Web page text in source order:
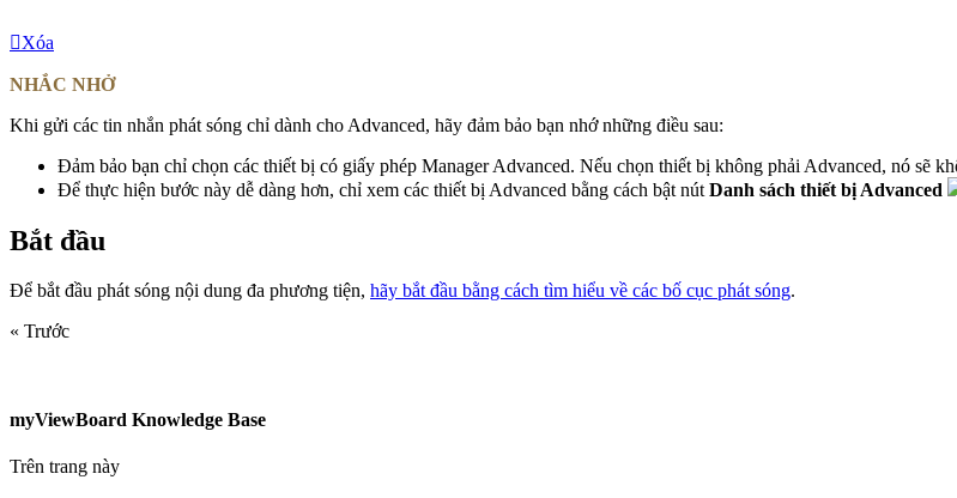
Xóa
NHẮC NHỞ
Khi gửi các tin nhắn phát sóng chỉ dành cho Advanced, hãy đảm bảo bạn nhớ những điều sau:
Đảm bảo bạn chỉ chọn các thiết bị có giấy phép Manager Advanced. Nếu chọn thiết bị không phải Advanced, nó sẽ
Để thực hiện bước này dễ dàng hơn, chỉ xem các thiết bị Advanced bằng cách bật nút Danh sách thiết bị Advanced
Bắt đầu
Để bắt đầu phát sóng nội dung đa phương tiện, hãy bắt đầu bằng cách tìm hiểu về các bố cục phát sóng.
« Trước
myViewBoard Knowledge Base
Trên trang này